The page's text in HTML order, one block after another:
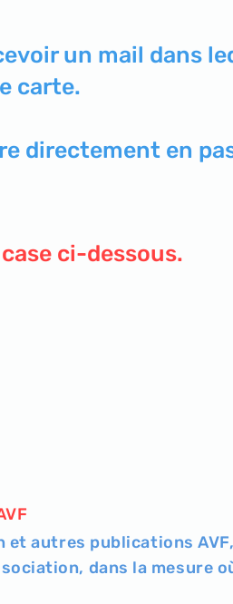
un mail dans
carte.
directement en
ci-dessous.
autres publications
dans la mesure